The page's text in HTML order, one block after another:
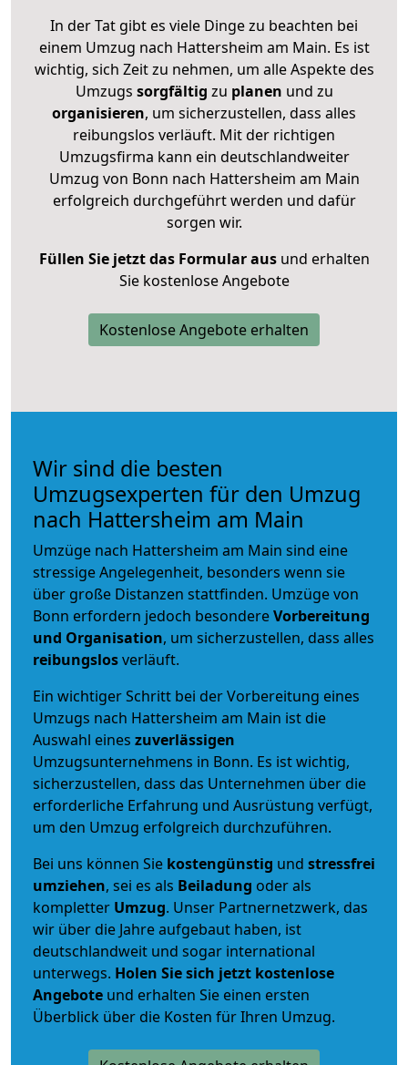
In der Tat gibt es viele Dinge zu beachten bei
einem Umzug nach Hattersheim am Main. Es ist
wichtig, sich Zeit zu nehmen, um alle Aspekte des
Umzugs sorgfältig zu planen und zu
organisieren, um sicherzustellen, dass alles
reibungslos verläuft. Mit der richtigen
Umzugsfirma kann ein deutschlandweiter
Umzug von Bonn nach Hattersheim am Main
erfolgreich durchgeführt werden und dafür
sorgen wir.
Füllen Sie jetzt das Formular ausund erhalten
Sie kostenlose Angebote
Kostenlose Angebote erhalten
Wir sind die besten
Umzugsexperten für den Umzug
nach Hattersheim am Main
Umzüge nach Hattersheim am Main sind eine
stressige Angelegenheit, besonders wenn sie
über große Distanzen stattfinden. Umzüge von
Bonn erfordern jedoch besondereVorbereitung
und Organisation, um sicherzustellen, dass alles
reibungslosverläuft.
Ein wichtiger Schritt bei der Vorbereitung eines
Umzugs nach Hattersheim am Main ist die
Auswahl eines zuverlässigen
Umzugsunternehmens in Bonn. Es ist wichtig,
sicherzustellen, dass das Unternehmen über die
erforderliche Erfahrung und Ausrüstung verfügt,
um den Umzug erfolgreich durchzuführen.
Bei uns können Sie kostengünstig und stressfrei
umziehen, sei es als Beiladung oder als
kompletter Umzug. Unser Partnernetzwerk, das
wir über die Jahre aufgebaut haben, ist
deutschlandweit und sogar international
unterwegs. Holen Sie sich jetzt kostenlose
Angebote und erhalten Sie einen ersten
Überblick über die Kosten für Ihren Umzug.